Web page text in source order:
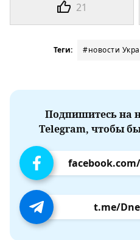
21
Теги: #новости
Подпишитесь на
Telegram, чтобы
t.me/